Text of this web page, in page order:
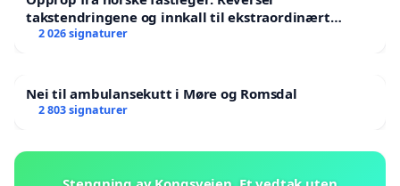
takstendringene og innkall til ekstraordinært
landsråd
2 026 signaturer
Nei til ambulansekutt i Møre og Romsdal
2 803 signaturer